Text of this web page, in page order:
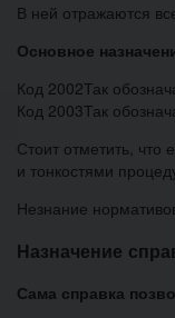
В ней отражаются
Основное
Код 2002Так
Код 2003Так
Стоит отметить,
и тонкостями
Незнание
Назначение
Сама справка